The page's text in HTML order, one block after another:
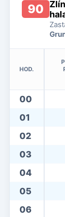
90
HOD.
00
01
02
03
04
05
06